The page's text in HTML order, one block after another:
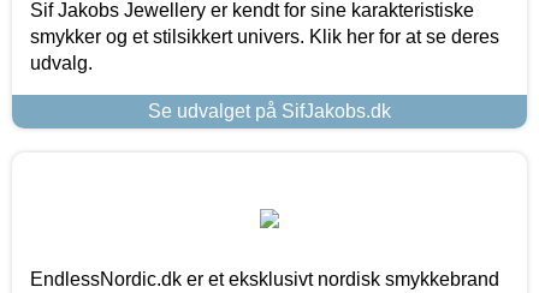
Sif Jakobs Jewellery er kendt for sine karakteristiske
smykker og et stilsikkert univers. Klik her for at se deres
udvalg.
Se udvalget på SifJakobs.dk
EndlessNordic.dk er et eksklusivt nordisk smykkebrand